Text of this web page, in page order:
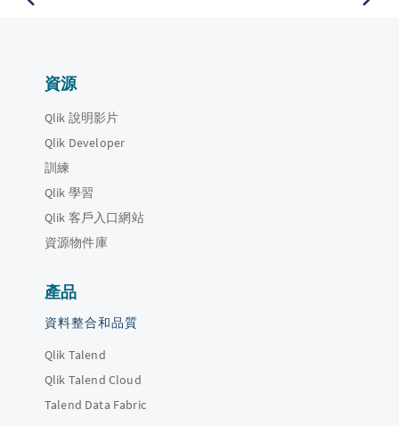
資源
Qlik 說明影片
Qlik Developer
訓練
Qlik 學習
Qlik 客戶入口網站
資源物件庫
產品
資料整合和品質
Qlik Talend
Qlik Talend Cloud
Talend Data Fabric